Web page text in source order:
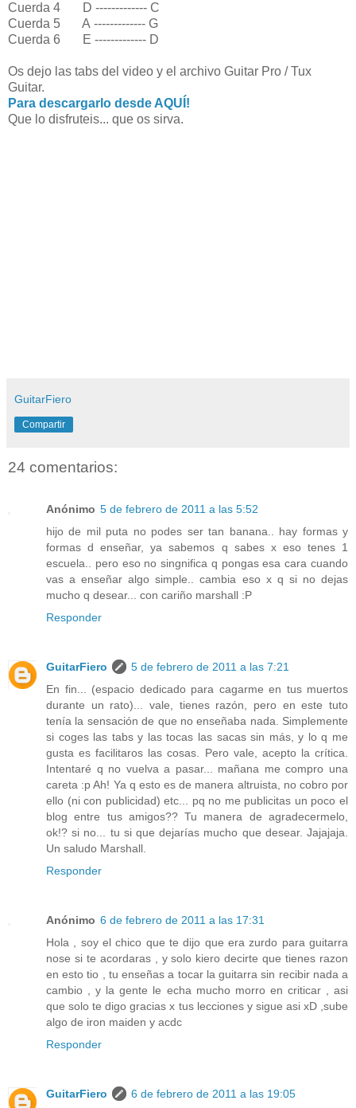
Cuerda 4 D ------------- C
Cuerda 5 A ------------- G
Cuerda 6 E ------------- D
Os dejo las tabs del video y el archivo Guitar Pro / Tux
Guitar.
Para descargarlo desde AQUÍ!
Que lo disfruteis... que os sirva.
GuitarFiero
Compartir
24 comentarios:
Anónimo 5 de febrero de 2011 a las 5:52
hijo de mil puta no podes ser tan banana.. hay formas y
formas d enseñar, ya sabemos q sabes x eso tenes 1
escuela.. pero eso no singnifica q pongas esa cara cuando
vas a enseñar algo simple.. cambia eso x q si no dejas
mucho q desear... con cariño marshall :P
Responder
GuitarFiero
5 de febrero de 2011 a las 7:21
En fin... (espacio dedicado para cagarme en tus muertos
durante un rato)... vale, tienes razón, pero en este tuto
tenía la sensación de que no enseñaba nada. Simplemente
si coges las tabs y las tocas las sacas sin más, y lo q me
gusta es facilitaros las cosas. Pero vale, acepto la crítica.
Intentaré q no vuelva a pasar... mañana me compro una
careta :p Ah! Ya q esto es de manera altruista, no cobro por
ello (ni con publicidad) etc... pq no me publicitas un poco el
blog entre tus amigos?? Tu manera de agradecermelo,
ok!? si no... tu si que dejarías mucho que desear. Jajajaja.
Un saludo Marshall.
Responder
Anónimo 6 de febrero de 2011 a las 17:31
Hola , soy el chico que te dijo que era zurdo para guitarra
nose si te acordaras , y solo kiero decirte que tienes razon
en esto tio , tu enseñas a tocar la guitarra sin recibir nada a
cambio , y la gente le echa mucho morro en criticar , asi
que solo te digo gracias x tus lecciones y sigue asi xD ,sube
algo de iron maiden y acdc
Responder
GuitarFiero
6 de febrero de 2011 a las 19:05